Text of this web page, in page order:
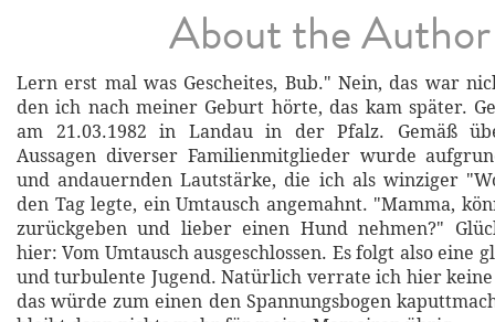
About the Author
Lern erst mal was Gescheites, Bub." Nein, das war
den ich nach meiner Geburt hörte, das kam später.
am 21.03.1982 in Landau in der Pfalz. Gemäß
Aussagen diverser Familienmitglieder wurde
und andauernden Lautstärke, die ich als winziger
den Tag legte, ein Umtausch angemahnt. "Mamma,
zurückgeben und lieber einen Hund nehmen?"
hier: Vom Umtausch ausgeschlossen. Es folgt also eine
und turbulente Jugend. Natürlich verrate ich hier
das würde zum einen den Spannungsbogen